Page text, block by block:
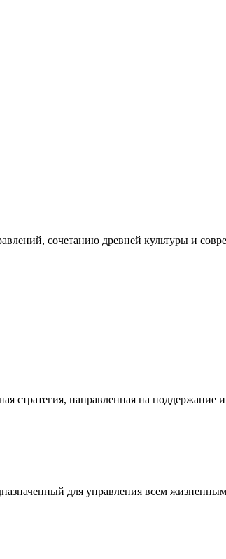
сочетанию древней культуры и
стратегия, направленная на поддержание
для управления всем